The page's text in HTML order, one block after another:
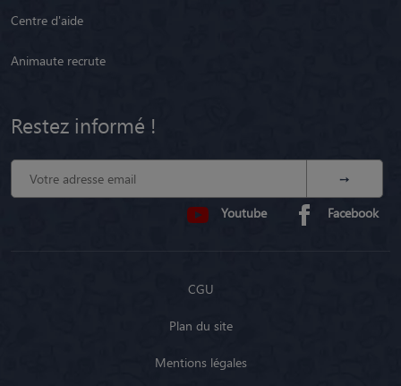
Centre d'aide
Animaute recrute
Restez informé !
Youtube Facebook
CGU
Plan du site
Mentions légales